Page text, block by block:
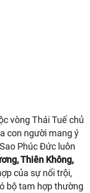
vòng Thái Tuế chủ
con người mang ý
Phúc Đức luôn
Thiên Không,
của sự nổi trội,
bộ tam hợp thường